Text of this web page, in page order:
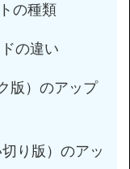
の種類
の違い
版）のアップ
り版）のアッ